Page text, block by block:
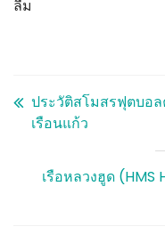
ลืม
ประวัติสโมสรฟุตบอล
เรือนแก้ว
เรือหลวงฮูด